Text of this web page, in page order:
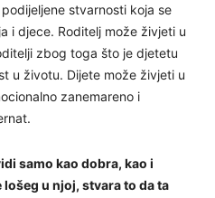
stvarnosti koja se
i djece. Roditelj može živjeti u
zbog toga što je djetetu
u životu. Dijete može živjeti u
zanemareno i
samo kao dobra, kao i
u njoj, stvara to da ta